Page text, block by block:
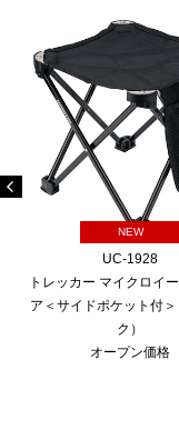
NEW
UC-1928
トレッカー マイクロイ
ア＜サイドポケット付＞
ク）
オープン価格